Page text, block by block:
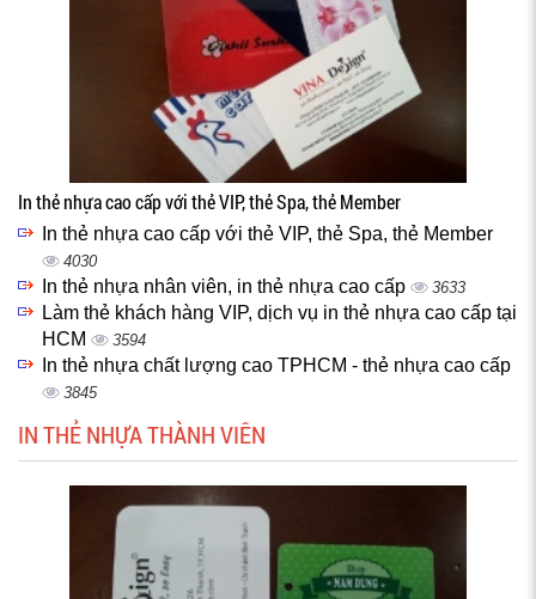
In thẻ nhựa cao cấp với thẻ VIP, thẻ Spa, thẻ Member
In thẻ nhựa cao cấp với thẻ VIP, thẻ Spa, thẻ Member
4030
In thẻ nhựa nhân viên, in thẻ nhựa cao cấp 3633
Làm thẻ khách hàng VIP, dịch vụ in thẻ nhựa cao cấp tại
HCM
3594
In thẻ nhựa chất lượng cao TPHCM - thẻ nhựa cao cấp
3845
IN THẺ NHỰA THÀNH VIÊN